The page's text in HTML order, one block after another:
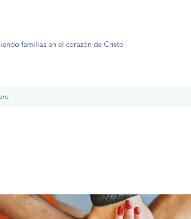
familias en el corazón de Cristo